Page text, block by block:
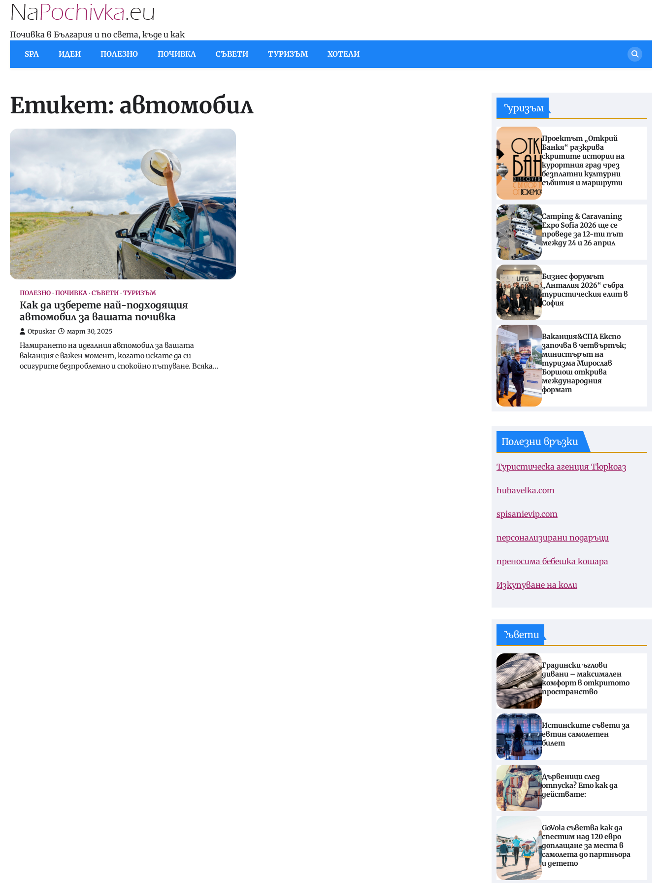
Skip
content
Почивка в България и по света, къде и как
SPA ИДЕИ ПОЛЕЗНО ПОЧИВКА СЪВЕТИ ТУРИЗЪМ ХОТЕЛИ
Етикет: автомобил
ПОЛЕЗНО ПОЧИВКА СЪВЕТИ ТУРИЗЪМ
Как да изберете най-подходящия
автомобил за вашата почивка
Otpuskar март 30, 2025
Намирането на идеалния автомобил за вашата
ваканция е важен момент, когато искате да си
осигурите безпроблемно и спокойно пътуване. Всяка…
Туризъм
Проектът „Открий
Банкя“ разкрива
скритите истории на
курортния град чрез
безплатни културни
събития и маршрути
Camping & Caravaning
Expo Sofia 2026 ще се
проведе за 12-ти път
между 24 и 26 април
Бизнес форумът
„Анталия 2026“ събра
туристическия елит в
София
Ваканция&СПА Експо
започва в четвъртък;
министърът на
туризма Мирослав
Боршош открива
международния
формат
Полезни връзки
Туристическа агенция Тюркоаз
hubavelka.com
spisanievip.com
персонализирани подаръци
преносима бебешка кошара
Изкупуване на коли
Съвети
Градински ъглови
дивани – максимален
комфорт в откритото
пространство
Истинските съвети за
евтин самолетен
билет
Дървеници след
отпуска? Ето как да
действате:
GoVola съветва как да
спестим над 120 евро
доплащане за места в
самолета до партньора
и детето